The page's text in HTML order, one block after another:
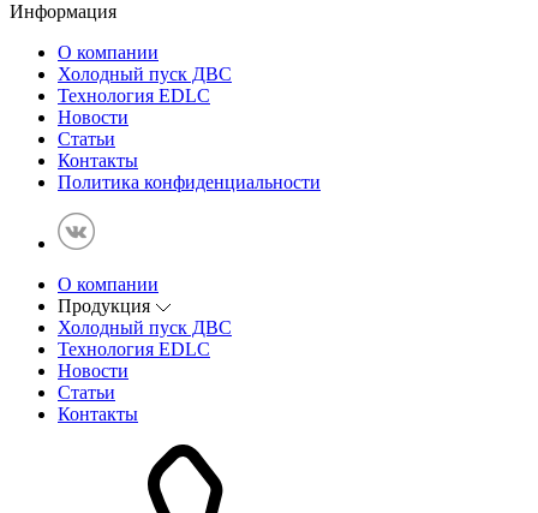
Информация
О компании
Холодный пуск ДВС
Технология EDLC
Новости
Статьи
Контакты
Политика конфиденциальности
О компании
Продукция
Холодный пуск ДВС
Технология EDLC
Новости
Статьи
Контакты